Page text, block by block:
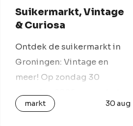
Suikermarkt, Vintage
& Curiosa
Ontdek de suikermarkt in
Groningen: Vintage en
meer! Op zondag 30
EM2 in Groningen in een
markt 30 aug